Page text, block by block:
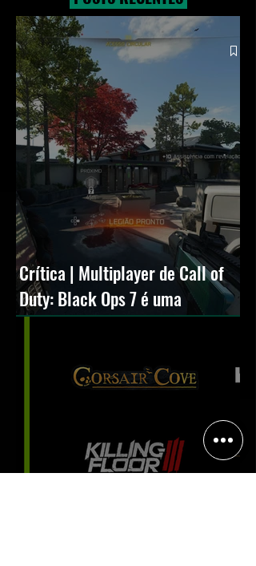
Crítica | Multiplayer de Call of
Duty: Black Ops 7 é uma
experiência positiva, divertida e